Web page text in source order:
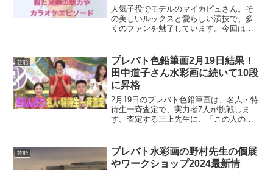
胞」も紹介！
人気子役でモデルのマイカピュさん。そ
の美しいルックスと愛らしい演技で、多
くのファンを魅了しています。今回は、
に、カラオケでの意外なエピソードや出
演作「はたらく細胞」について...
芸能
プレバト色鉛筆画2月19日結果！
田中道子さん水彩画に続いて10段
に昇格
2月19日のプレバト色鉛筆画は、名人・特
待生一斉査定で、実力者7人が挑戦しま
す。査定する三上先生に、「この人の最
さんは、前人未踏の名人10段への到達に
挑み、真剣勝負とな...
芸能
プレバト水彩画の野村先生の個展
やワークショップ2024最新情